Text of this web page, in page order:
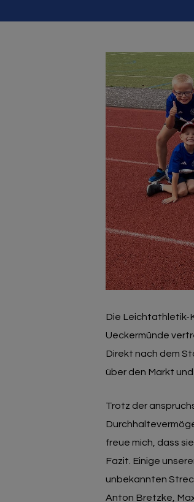
Die Leichtathletik-
Ueckermünde
Direkt nach dem
über den Markt und
Trotz der
freue mich, dass
Fazit. Einige
unbekannten
Anton Bretzke,